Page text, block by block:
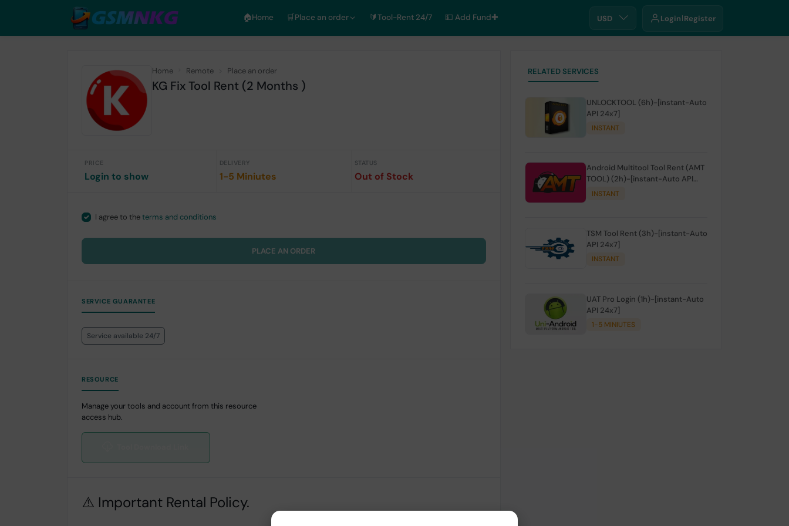
🏠︎Home 🛒Place an order 🔰Tool-Rent 24/7 💵 Add Fund✚ USD Login Register
Home Remote Place an order
KG Fix Tool Rent (2 Months )
PRICE
Login to show
DELIVERY
1-5 Miniutes
STATUS
Out of Stock
I agree to the terms and conditions
PLACE AN ORDER
SERVICE GUARANTEE
Service available 24/7
RESOURCE
Manage your tools and account from this resource
access hub.
⚠️ Important Rental Policy.
RELATED SERVICES
UNLOCKTOOL (6h)-[instant-Auto
API 24x7]
INSTANT
Android Multitool Tool Rent (AMT
TOOL) (2h)-[instant-Auto API
24x7]
INSTANT
TSM Tool Rent (3h)-[instant-Auto
API 24x7]
INSTANT
UAT Pro Login (1h)-[instant-Auto
API 24x7]
1-5 MINIUTES